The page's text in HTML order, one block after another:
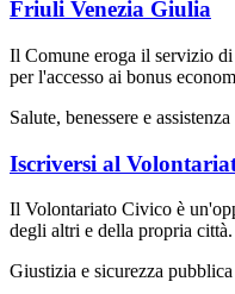
Friuli Venezia Giulia
Il Comune eroga il servizio
per l'accesso ai bonus
Salute, benessere e assistenza
Iscriversi al
Il Volontariato Civico è
degli altri e della propria città.
Giustizia e sicurezza pubblica